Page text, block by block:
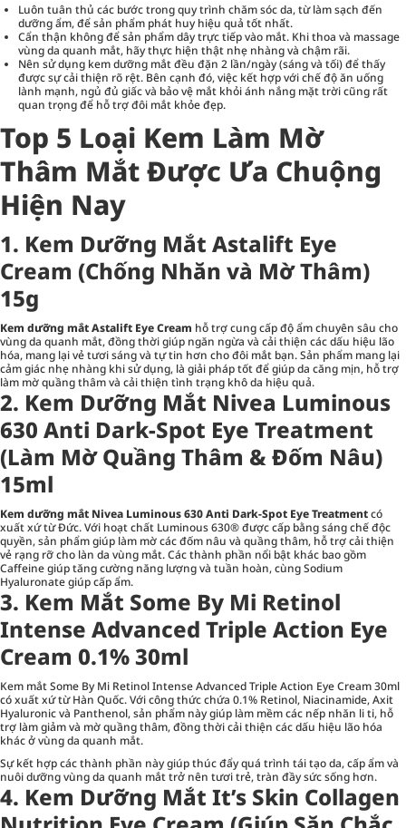
Luôn tuân thủ các bước trong quy trình chăm sóc da, từ làm sạch đến
dưỡng ẩm, để sản phẩm phát huy hiệu quả tốt nhất.
Cẩn thận không để sản phẩm dây trực tiếp vào mắt. Khi thoa và massage
vùng da quanh mắt, hãy thực hiện thật nhẹ nhàng và chậm rãi.
Nên sử dụng kem dưỡng mắt đều đặn 2 lần/ngày (sáng và tối) để thấy
được sự cải thiện rõ rệt. Bên cạnh đó, việc kết hợp với chế độ ăn uống
lành mạnh, ngủ đủ giấc và bảo vệ mắt khỏi ánh nắng mặt trời cũng rất
quan trọng để hỗ trợ đôi mắt khỏe đẹp.
Top 5 Loại Kem Làm Mờ
Thâm Mắt Được Ưa Chuộng
Hiện Nay
1. Kem Dưỡng Mắt Astalift Eye
Cream (Chống Nhăn và Mờ Thâm)
15g
Kem dưỡng mắt Astalift Eye Cream hỗ trợ cung cấp độ ẩm chuyên sâu cho
vùng da quanh mắt, đồng thời giúp ngăn ngừa và cải thiện các dấu hiệu lão
hóa, mang lại vẻ tươi sáng và tự tin hơn cho đôi mắt bạn. Sản phẩm mang lại
cảm giác nhẹ nhàng khi sử dụng, là giải pháp tốt để giúp da căng mịn, hỗ trợ
làm mờ quầng thâm và cải thiện tình trạng khô da hiệu quả.
2. Kem Dưỡng Mắt Nivea Luminous
630 Anti Dark-Spot Eye Treatment
(Làm Mờ Quầng Thâm & Đốm Nâu)
15ml
Kem dưỡng mắt Nivea Luminous 630 Anti Dark-Spot Eye Treatmentcó
xuất xứ từ Đức. Với hoạt chất Luminous 630® được cấp bằng sáng chế độc
quyền, sản phẩm giúp làm mờ các đốm nâu và quầng thâm, hỗ trợ cải thiện
vẻ rạng rỡ cho làn da vùng mắt. Các thành phần nổi bật khác bao gồm
Caffeine giúp tăng cường năng lượng và tuần hoàn, cùng Sodium
Hyaluronate giúp cấp ẩm.
3. Kem Mắt Some By Mi Retinol
Intense Advanced Triple Action Eye
Cream 0.1% 30ml
Kem mắt Some By Mi Retinol Intense Advanced Triple Action Eye Cream 30ml
có xuất xứ từ Hàn Quốc. Với công thức chứa 0.1% Retinol, Niacinamide, Axit
Hyaluronic và Panthenol, sản phẩm này giúp làm mềm các nếp nhăn li ti, hỗ
trợ làm giảm và mờ quầng thâm, đồng thời cải thiện các dấu hiệu lão hóa
khác ở vùng da quanh mắt.
Sự kết hợp các thành phần này giúp thúc đẩy quá trình tái tạo da, cấp ẩm và
nuôi dưỡng vùng da quanh mắt trở nên tươi trẻ, tràn đầy sức sống hơn.
4. Kem Dưỡng Mắt It’s Skin Collagen